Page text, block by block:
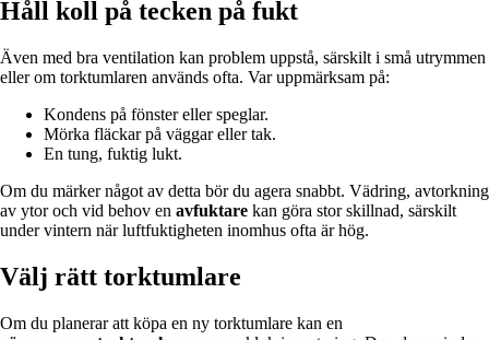
Håll koll på tecken på fukt
Även med bra ventilation kan problem uppstå, särskilt i små utrymmen
eller om torktumlaren används ofta. Var uppmärksam på:
Kondens på fönster eller speglar.
Mörka fläckar på väggar eller tak.
En tung, fuktig lukt.
Om du märker något av detta bör du agera snabbt. Vädring, avtorkning
av ytor och vid behov en avfuktare kan göra stor skillnad, särskilt
under vintern när luftfuktigheten inomhus ofta är hög.
Välj rätt torktumlare
Om du planerar att köpa en ny torktumlare kan en